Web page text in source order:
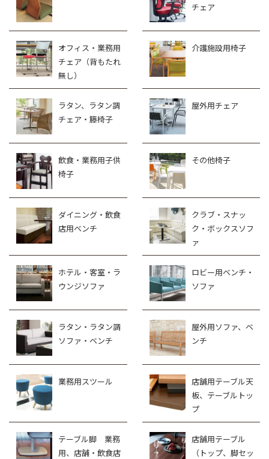
チェア
オフィス・業務用
チェア（背もたれ
無し）
介護施設用椅子
ラタン、ラタン調
チェア・籐椅子
屋外用チェア
飲食・業務用子供
椅子
その他椅子
ダイニング・飲食
店用ベンチ
クラブ・スナッ
ク・ボックスソフ
ァ
ホテル・客室・ラ
ウンジソファ
ロビー用ベンチ・
ソファ
ラタン・ラタン調
ソファ・ベンチ
屋外用ソファ、ベ
ンチ
業務用スツール
店舗用テーブル天
板、テーブルトッ
プ
テーブル脚 業務
用、店舗・飲食店
店舗用テーブル
（トップ、脚セッ